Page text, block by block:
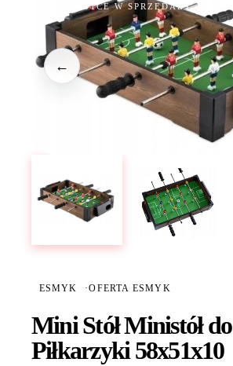
WKRÓTCE W SPRZEDAŻY
←
ESMYK ·OFERTA ESMYK
Mini Stół Ministół
Piłkarzyki 58x51x10